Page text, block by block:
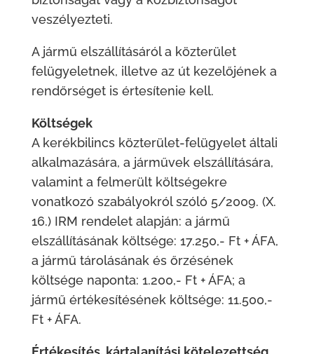
veszélyezteti.
A jármű elszállításáról a közterület
felügyeletnek, illetve az út kezelőjének a
rendőrséget is értesítenie kell.
Költségek
A kerékbilincs közterület-felügyelet általi
alkalmazására, a járművek elszállítására,
valamint a felmerült költségekre
vonatkozó szabályokról szóló 5/2009. (X.
16.) IRM rendelet alapján: a jármű
elszállításának költsége: 17.250,- Ft + ÁFA,
a jármű tárolásának és őrzésének
költsége naponta: 1.200,- Ft + ÁFA; a
jármű értékesítésének költsége: 11.500,-
Ft + ÁFA.